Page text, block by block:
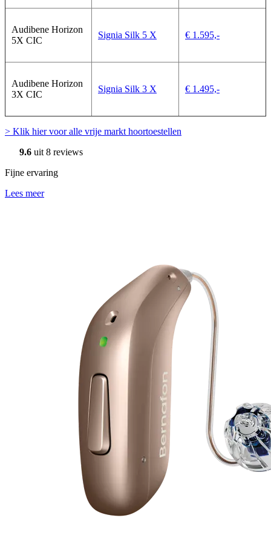
Audibene Horizon
5X CIC
Signia Silk 5 X € 1.595,-
Audibene Horizon
3X CIC
Signia Silk 3 X € 1.495,-
> Klik hier voor alle vrije markt hoortoestellen
9.6 uit 8 reviews
Fijne ervaring
Lees meer